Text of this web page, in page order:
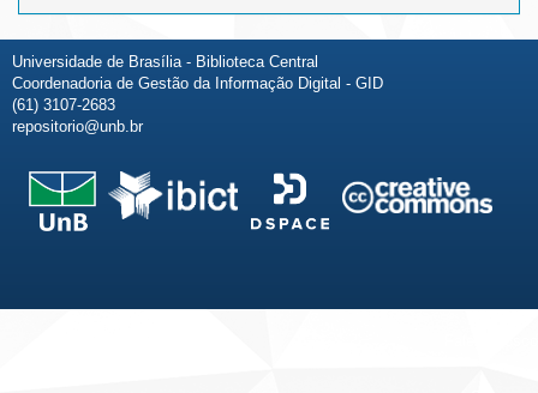
Universidade de Brasília - Biblioteca Central
Coordenadoria de Gestão da Informação Digital - GID
(61) 3107-2683
repositorio@unb.br